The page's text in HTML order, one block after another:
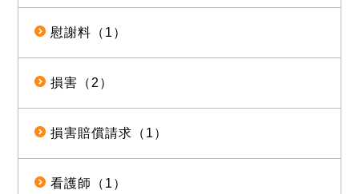
慰謝料（1）
損害（2）
損害賠償請求（1）
看護師（1）